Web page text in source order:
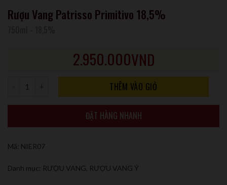
Rượu Vang Patrisso Primitivo 18,5%
2.950.000VND
Số lượng THÊM VÀO GIỎ
ĐẶT HÀNG NHANH
Mã: NIER07
Danh mục: RƯỢU VANG RƯỢU VANG Ý